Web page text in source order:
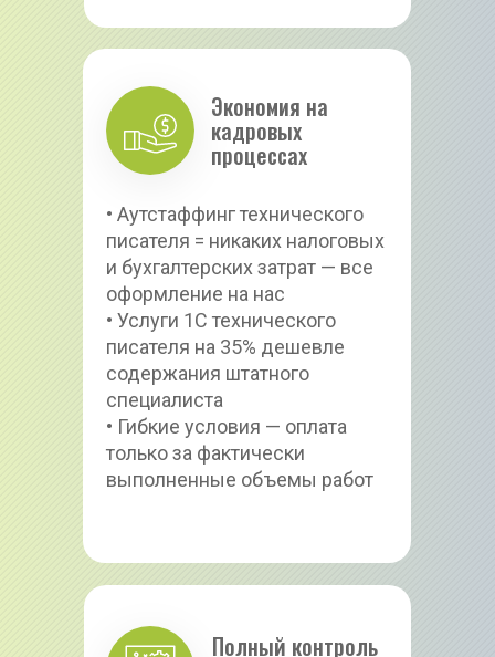
• Аутстаффинг технического
писателя = никаких налоговых
и бухгалтерских затрат — все
оформление на нас
• Услуги 1С технического
писателя на 35% дешевле
содержания штатного
специалиста
• Гибкие условия — оплата
только за фактически
выполненные объемы работ
Экономия на
кадровых
процессах
Полный контроль